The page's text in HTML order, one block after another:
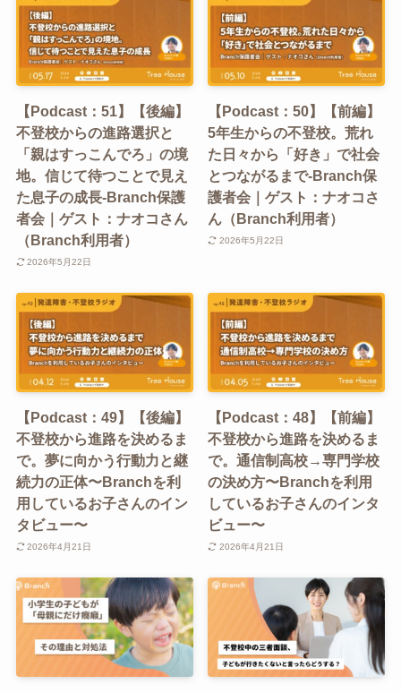
【Podcast：51】【後編】
不登校からの進路選択と
「親はすっこんでろ」の境
地。信じて待つことで見え
た息子の成長-Branch保護
者会｜ゲスト：ナオコさん
（Branch利用者）
2026年5月22日
【Podcast：50】【前編】
5年生からの不登校。荒れ
た日々から「好き」で社会
とつながるまで-Branch保
護者会｜ゲスト：ナオコさ
ん（Branch利用者）
2026年5月22日
【Podcast：49】【後編】
不登校から進路を決めるま
で。夢に向かう行動力と継
続力の正体〜Branchを利
用しているお子さんのイン
タビュー〜
2026年4月21日
【Podcast：48】【前編】
不登校から進路を決めるま
で。通信制高校→専門学校
の決め方〜Branchを利用
しているお子さんのインタ
ビュー〜
2026年4月21日